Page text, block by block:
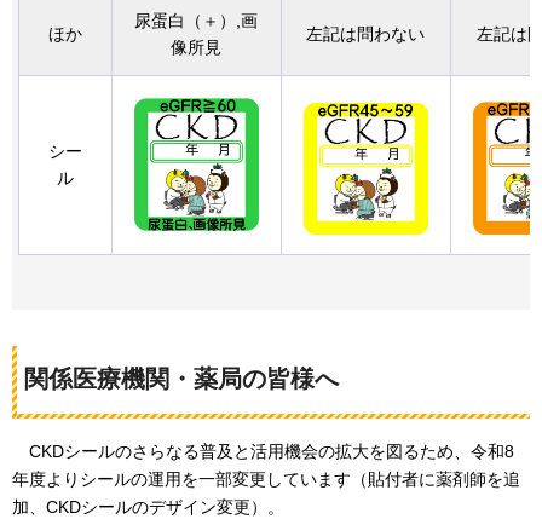
ほか
尿蛋白（＋）,画
像所見
左記は問わない 左記は
シー
ル
関係医療機関・薬局の皆様へ
CKDシールのさらなる普及と活用機会の拡大を図るため、令和8
年度よりシールの運用を一部変更しています（貼付者に薬剤師を追
加、CKDシールのデザイン変更）。